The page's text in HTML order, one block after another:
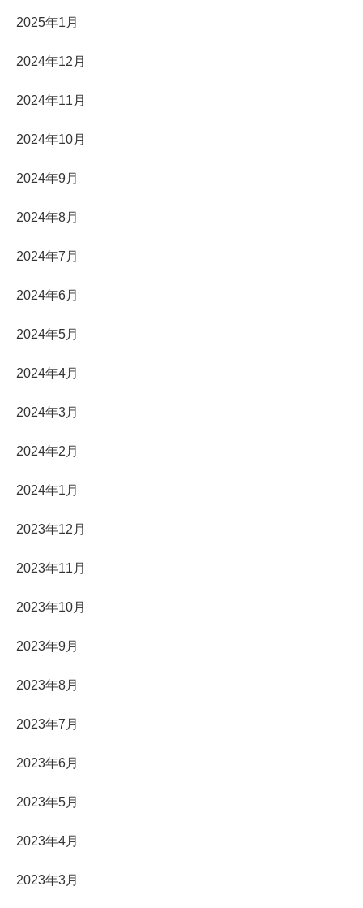
2025年1月
2024年12月
2024年11月
2024年10月
2024年9月
2024年8月
2024年7月
2024年6月
2024年5月
2024年4月
2024年3月
2024年2月
2024年1月
2023年12月
2023年11月
2023年10月
2023年9月
2023年8月
2023年7月
2023年6月
2023年5月
2023年4月
2023年3月